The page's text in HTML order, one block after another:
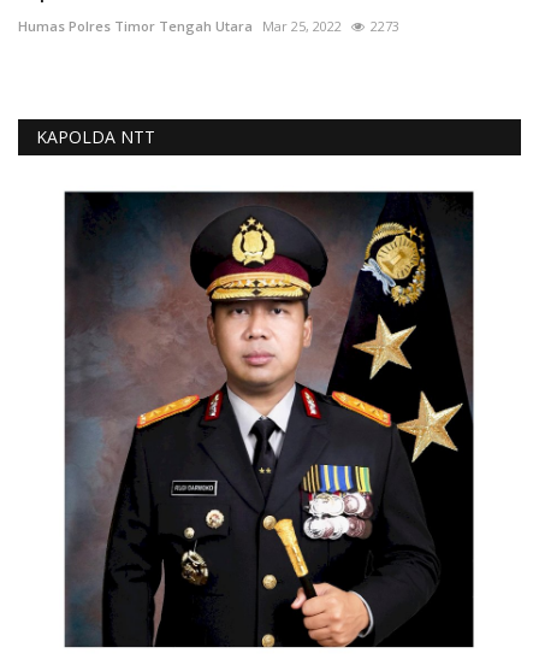
Humas Polres Timor Tengah Utara Mar 25, 2022 2273
KAPOLDA NTT